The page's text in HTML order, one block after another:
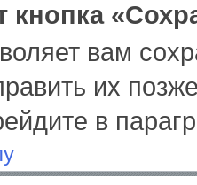
кнопка
вам
их
в